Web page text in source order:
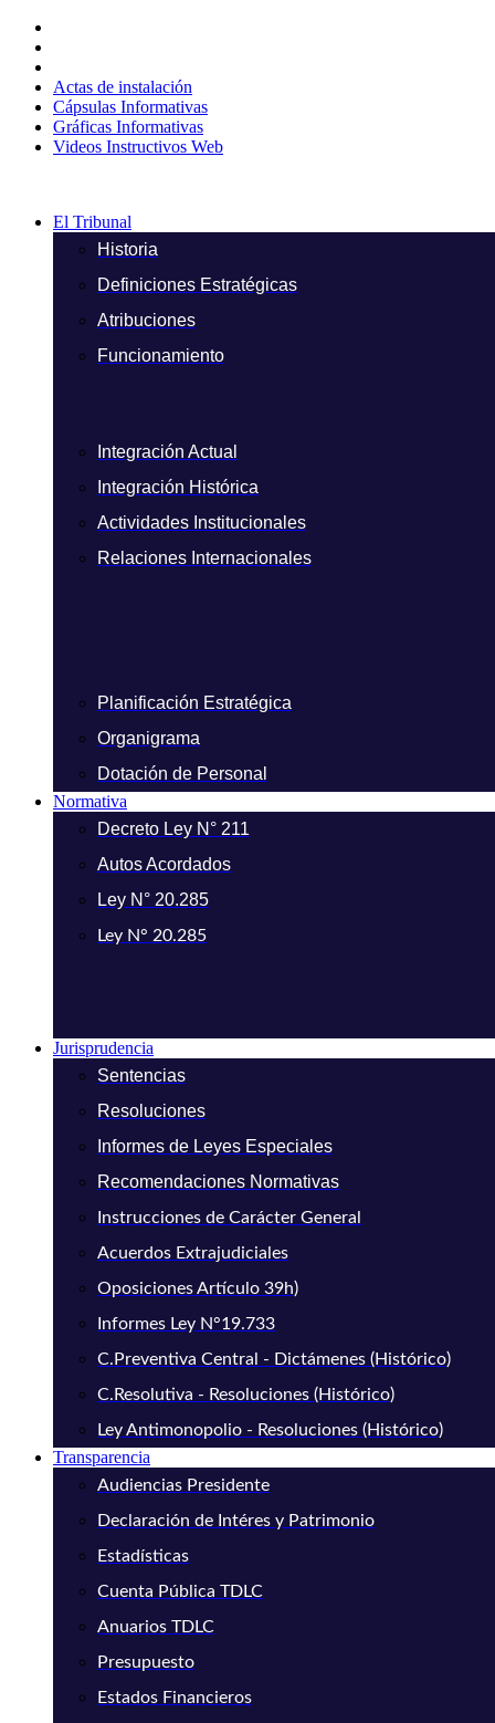
contenido
Actas de instalación
Cápsulas Informativas
Gráficas Informativas
Videos Instructivos Web
El Tribunal
Historia
Definiciones Estratégicas
Atribuciones
Funcionamiento
Integración Actual
Integración Histórica
Actividades Institucionales
Relaciones Internacionales
Planificación Estratégica
Organigrama
Dotación de Personal
Normativa
Decreto Ley N° 211
Autos Acordados
Ley N° 20.285
Ley N° 20.285
Jurisprudencia
Sentencias
Resoluciones
Informes de Leyes Especiales
Recomendaciones Normativas
Instrucciones de Carácter General
Acuerdos Extrajudiciales
Oposiciones Artículo 39h)
Informes Ley N°19.733
C.Preventiva Central - Dictámenes (Histórico)
C.Resolutiva - Resoluciones (Histórico)
Ley Antimonopolio - Resoluciones (Histórico)
Transparencia
Audiencias Presidente
Declaración de Intéres y Patrimonio
Estadísticas
Cuenta Pública TDLC
Anuarios TDLC
Presupuesto
Estados Financieros